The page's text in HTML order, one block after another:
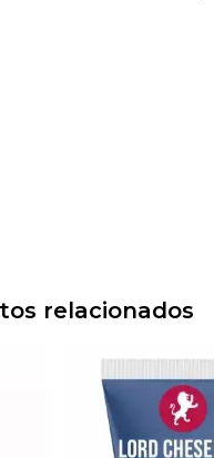
relacionados